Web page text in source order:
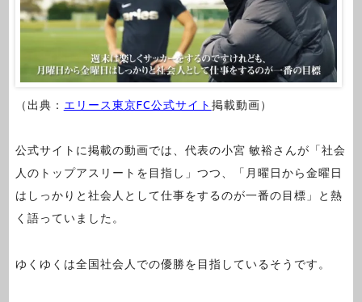
（出典： エリース東京FC公式サイト 掲載動画）
公式サイトに掲載の動画では、代表の小宮 敏裕さんが「社会
人のトップアスリートを目指し」つつ、「月曜日から金曜日
はしっかりと社会人として仕事をするのが一番の目標」と熱
く語っていました。
ゆくゆくは全国社会人での優勝を目指しているそうです。